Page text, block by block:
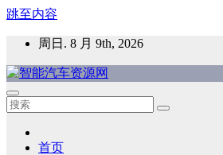
跳至内容
周日. 8 月 9th, 2026
智能汽车资源网
智能表面，智能内饰，新能源汽车，
首页